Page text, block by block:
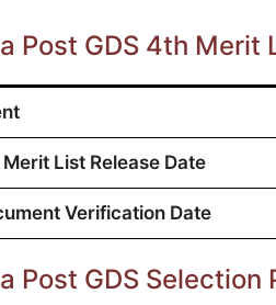
Post GDS 4th
List Release Date
Verification Date
Post GDS Selection